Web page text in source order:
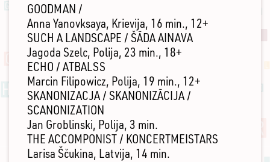
GOODMAN /
Anna Yanovksaya, Krievija, 16 min., 12+
SUCH A LANDSCAPE / ŠĀDA AINAVA
Jagoda Szelc, Polija, 23 min., 18+
ECHO / ATBALSS
Marcin Filipowicz, Polija, 19 min., 12+
SKANONIZACJA / SKANONIZĀCIJA /
SCANONIZATION
Jan Groblinski, Polija, 3 min.
THE ACCOMPONIST / KONCERTMEISTARS
Larisa Ščukina, Latvija, 14 min.